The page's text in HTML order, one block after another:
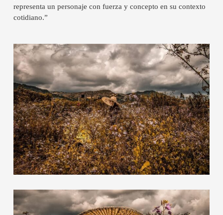
representa un personaje con fuerza y concepto en su contexto
cotidiano.”